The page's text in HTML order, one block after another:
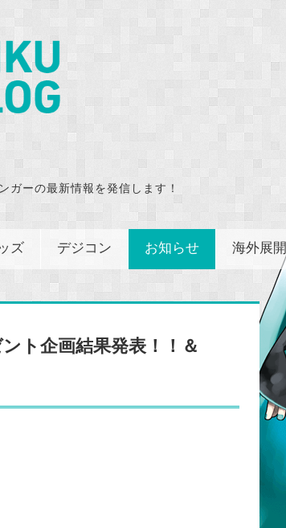
ガーの最新情報を発信します！
ズ デジコン お知らせ 海外展開
ト企画結果発表！！＆